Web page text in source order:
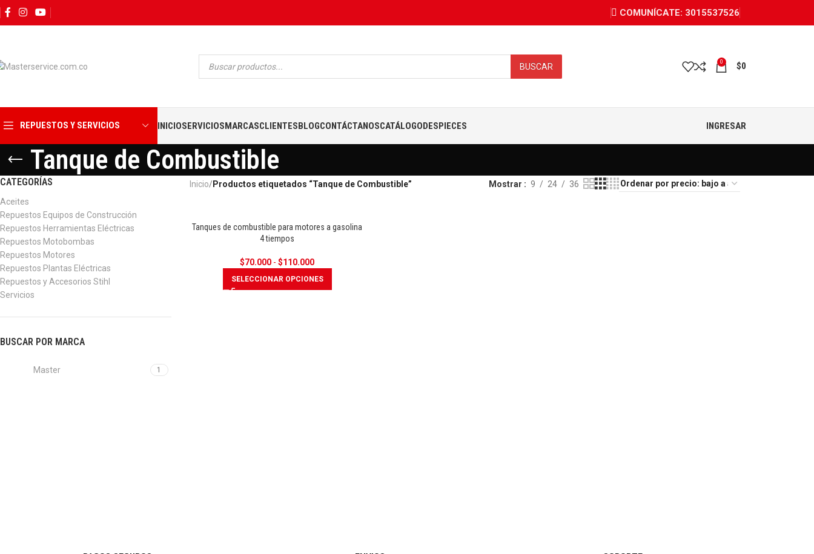
COMUNÍCATE: 3015537526
BUSCAR 0 $0
REPUESTOS Y SERVICIOS INICIOSERVICIOSMARCASCLIENTESBLOGCONTÁCTANOSCATÁLOGODESPIECES INGRESAR
Tanque de Combustible
CATEGORÍAS
Aceites
Repuestos Equipos de Construcción
Repuestos Herramientas Eléctricas
Repuestos Motobombas
Repuestos Motores
Repuestos Plantas Eléctricas
Repuestos y Accesorios Stihl
Servicios
BUSCAR POR MARCA
Master 1
Inicio Productos etiquetados “Tanque de Combustible” Mostrar 9 24 36
Tanques de combustible para motores a gasolina
4 tiempos
$70.000 - $110.000
SELECCIONAR OPCIONES